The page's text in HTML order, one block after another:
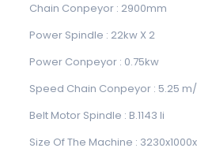
Chain Conpeyor : 2900mm
Power Spindle : 22kw X 2
Power Conpeyor : 0.75kw
Speed Chain Conpeyor : 5.25
Belt Motor Spindle : B.1143 li
Size Of The Machine :